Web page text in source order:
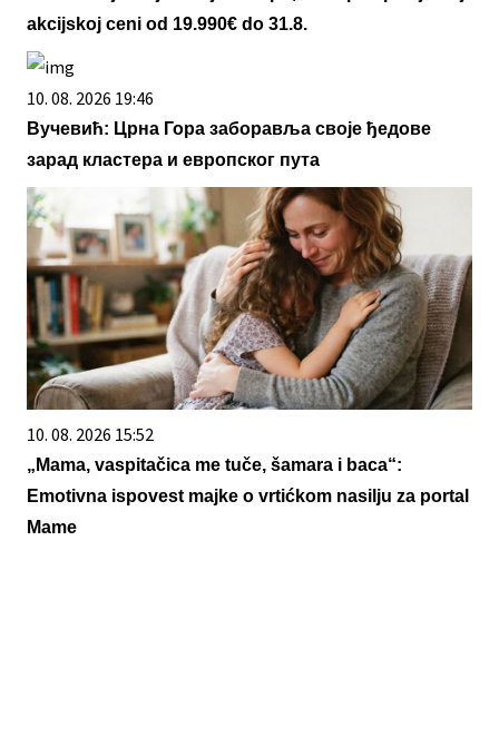
akcijskoj ceni od 19.990€ do 31.8.
10. 08. 2026 19:46
Вучевић: Црна Гора заборавља своје ђедове
зарад кластера и европског пута
10. 08. 2026 15:52
„Mama, vaspitačica me tuče, šamara i baca“:
Emotivna ispovest majke o vrtićkom nasilju za portal
Mame